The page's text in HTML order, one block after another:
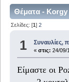
Θέματα - Korgy
Σελίδες: [1]2
1 Συναυλίες,
«στις: 24/09/
Είμαστε οι